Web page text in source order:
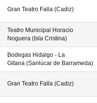
Gran Teatro Falla (Cadiz)
Teatro Municipal Horacio
Noguera (Isla Cristina)
Bodegas Hidalgo - La
Gitana (Sanlúcar de Barrameda)
Gran Teatro Falla (Cadiz)